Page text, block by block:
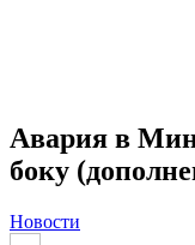
Авария в
боку
Новости